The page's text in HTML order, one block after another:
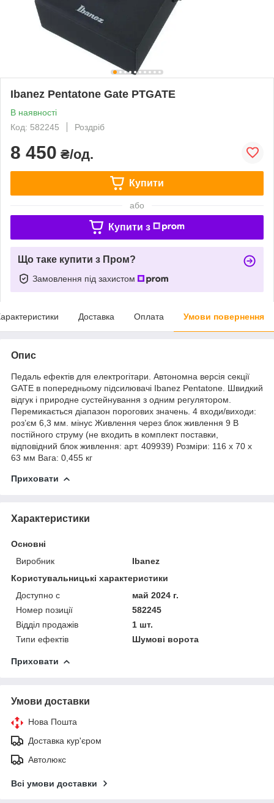
Ibanez Pentatone Gate PTGATE
В наявності
Код: 582245
Роздріб
8 450 ₴/од.
Купити
або
Купити з
Що таке купити з Пром?
Замовлення під захистом
Доставка Оплата Умови повернення
Опис
Педаль ефектів для електрогітари. Автономна версія секції
GATE в попередньому підсилювачі Ibanez Pentatone. Швидкий
відгук і природне сустейнування з одним регулятором.
Перемикається діапазон порогових значень. 4 входи/виходи:
роз’єм 6,3 мм. мінус Живлення через блок живлення 9 В
постійного струму (не входить в комплект поставки,
відповідний блок живлення: арт. 409939) Розміри: 116 x 70 x
63 мм Вага: 0,455 кг
Приховати
Характеристики
Основні
Виробник
Ibanez
Користувальницькі характеристики
Доступно с
май 2024 г.
Номер позиції
582245
Відділ продажів
1 шт.
Типи ефектів
Шумові ворота
Приховати
Умови доставки
Нова Пошта
Доставка кур'єром
Автолюкс
Всі умови доставки